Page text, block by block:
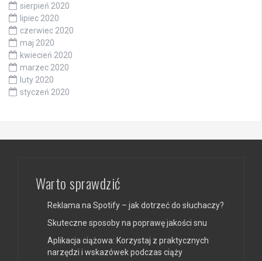
sierpień 2020
lipiec 2020
czerwiec 2020
maj 2020
kwiecień 2020
marzec 2020
luty 2020
styczeń 2020
Warto sprawdzić
Reklama na Spotify – jak dotrzeć do słuchaczy?
Skuteczne sposoby na poprawę jakości snu
Aplikacja ciążowa: Korzystaj z praktycznych
narzędzi i wskazówek podczas ciąży